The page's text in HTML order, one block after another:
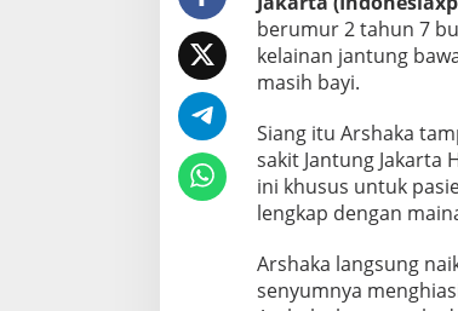
B
o
c
o
r
berumur 2 tahun 7
kelainan jantung
masih bayi.
Siang itu Arshaka
sakit Jantung Jakarta
ini khusus untuk
lengkap dengan
Arshaka langsung
senyumnya